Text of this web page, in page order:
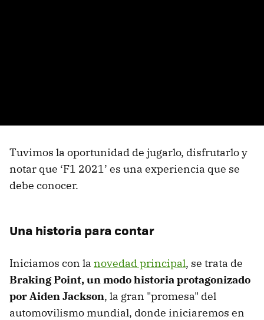
Tuvimos la oportunidad de jugarlo, disfrutarlo y
notar que ‘F1 2021’ es una experiencia que se
debe conocer.
Una historia para contar
Iniciamos con la novedad principal, se trata de
Braking Point, un modo historia protagonizado
por Aiden Jackson, la gran "promesa" del
automovilismo mundial, donde iniciaremos en